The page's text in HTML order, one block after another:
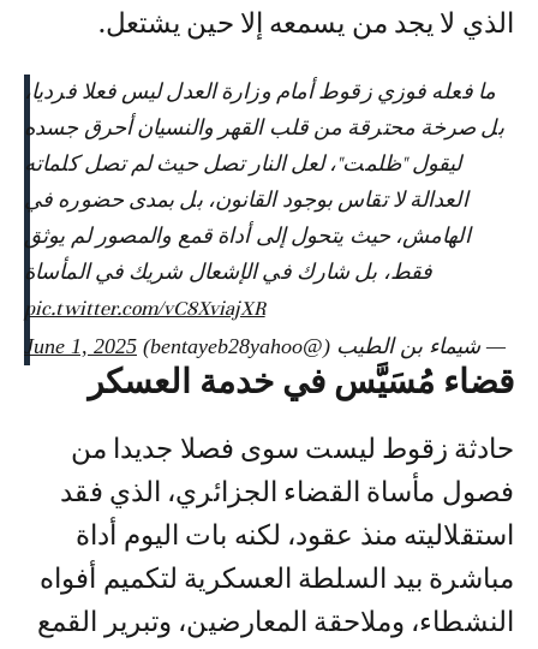
الذي لا يجد من يسمعه إلا حين يشتعل.
ما فعله فوزي زقوط أمام وزارة العدل ليس فعلا فرديا،
بل صرخة محترقة من قلب القهر والنسيان أحرق جسده
ليقول "ظلمت"، لعل النار تصل حيث لم تصل كلماته
العدالة لا تقاس بوجود القانون، بل بمدى حضوره في
الهامش، حيث يتحول إلى أداة قمع والمصور لم يوثق
فقط، بل شارك في الإشعال شريك في المأساة
pic.twitter.com/vC8XviajXR
— شيماء بن الطيب (@bentayeb28yahoo) June 1, 2025
قضاء مُسَيَّس في خدمة العسكر
حادثة زقوط ليست سوى فصلا جديدا من
فصول مأساة القضاء الجزائري، الذي فقد
استقلاليته منذ عقود، لكنه بات اليوم أداة
مباشرة بيد السلطة العسكرية لتكميم أفواه
النشطاء، وملاحقة المعارضين، وتبرير القمع